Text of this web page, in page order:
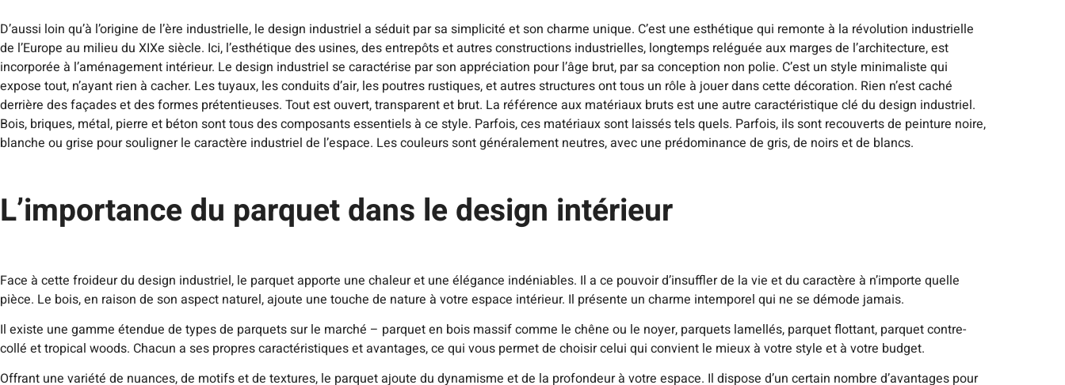
D’aussi loin qu’à l’origine de l’ère industrielle, le design industriel a séduit par sa simplicité et son charme unique. C’est une esthétique qui remonte à la révolution industrielle
de l’Europe au milieu du XIXe siècle. Ici, l’esthétique des usines, des entrepôts et autres constructions industrielles, longtemps reléguée aux marges de l’architecture, est
incorporée à l’aménagement intérieur. Le design industriel se caractérise par son appréciation pour l’âge brut, par sa conception non polie. C’est un style minimaliste qui
expose tout, n’ayant rien à cacher. Les tuyaux, les conduits d’air, les poutres rustiques, et autres structures ont tous un rôle à jouer dans cette décoration. Rien n’est caché
derrière des façades et des formes prétentieuses. Tout est ouvert, transparent et brut. La référence aux matériaux bruts est une autre caractéristique clé du design industriel.
Bois, briques, métal, pierre et béton sont tous des composants essentiels à ce style. Parfois, ces matériaux sont laissés tels quels. Parfois, ils sont recouverts de peinture noire,
blanche ou grise pour souligner le caractère industriel de l’espace. Les couleurs sont généralement neutres, avec une prédominance de gris, de noirs et de blancs.
L’importance du parquet dans le design intérieur
Face à cette froideur du design industriel, le parquet apporte une chaleur et une élégance indéniables. Il a ce pouvoir d’insuffler de la vie et du caractère à n’importe quelle
pièce. Le bois, en raison de son aspect naturel, ajoute une touche de nature à votre espace intérieur. Il présente un charme intemporel qui ne se démode jamais.
Il existe une gamme étendue de types de parquets sur le marché – parquet en bois massif comme le chêne ou le noyer, parquets lamellés, parquet flottant, parquet contre-
collé et tropical woods. Chacun a ses propres caractéristiques et avantages, ce qui vous permet de choisir celui qui convient le mieux à votre style et à votre budget.
Offrant une variété de nuances, de motifs et de textures, le parquet ajoute du dynamisme et de la profondeur à votre espace. Il dispose d’un certain nombre d’avantages pour